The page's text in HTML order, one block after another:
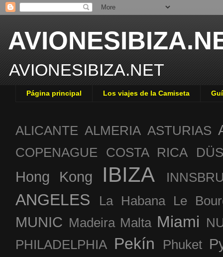
AVIONESIBIZA.NET
Página principal Los viajes de la Camiseta
ALICANTE ALMERIA ASTURIAS
COPENAGUE COSTA RICA
Hong Kong IBIZA
ANGELES La Habana Le
MUNIC Madeira Malta Miami
PHILADELPHIA Pekín Phuket